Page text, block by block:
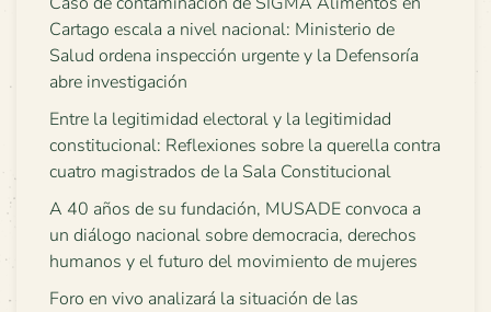
Cartago escala a nivel nacional: Ministerio de
Salud ordena inspección urgente y la Defensoría
abre investigación
Entre la legitimidad electoral y la legitimidad
constitucional: Reflexiones sobre la querella contra
cuatro magistrados de la Sala Constitucional
A 40 años de su fundación, MUSADE convoca a
un diálogo nacional sobre democracia, derechos
humanos y el futuro del movimiento de mujeres
Foro en vivo analizará la situación de las